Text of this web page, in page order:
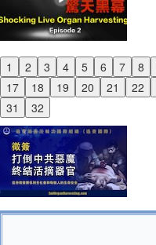
1 2 3 4 5 6 7 8
17
18 19 20 21 22
31
32
Previous
Next